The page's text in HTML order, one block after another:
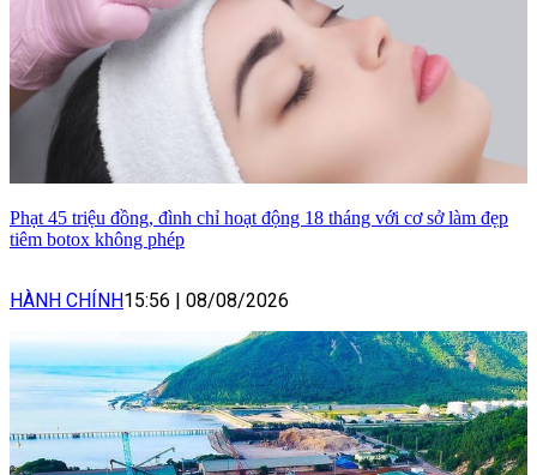
Phạt 45 triệu đồng, đình chỉ hoạt động 18 tháng với cơ sở làm đẹp
tiêm botox không phép
HÀNH CHÍNH15:56 | 08/08/2026